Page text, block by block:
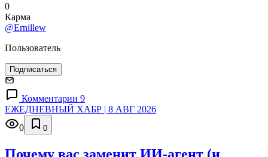
0
Карма
@Ernillew
Пользователь
Подписаться
Комментарии 9
ЕЖЕДНЕВНЫЙ ХАБР | 8 АВГ 2026
0
0
Почему вас заменит ИИ‑агент (и